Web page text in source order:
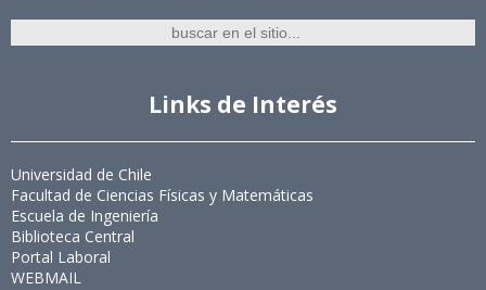
Links de Interés
Universidad de Chile
Facultad de Ciencias Físicas y Matemáticas
Escuela de Ingeniería
Biblioteca Central
Portal Laboral
WEBMAIL